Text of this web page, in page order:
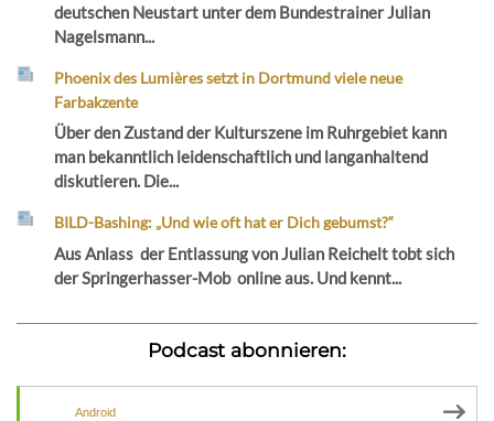
deutschen Neustart unter dem Bundestrainer Julian
Nagelsmann...
Phoenix des Lumières setzt in Dortmund viele neue
Farbakzente
Über den Zustand der Kulturszene im Ruhrgebiet kann
man bekanntlich leidenschaftlich und langanhaltend
diskutieren. Die...
BILD-Bashing: „Und wie oft hat er Dich gebumst?“
Aus Anlass der Entlassung von Julian Reichelt tobt sich
der Springerhasser-Mob online aus. Und kennt...
Podcast abonnieren:
Android